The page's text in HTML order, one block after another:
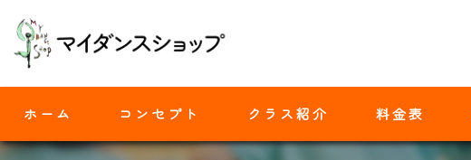
ホーム コンセプト クラス紹介 料金表